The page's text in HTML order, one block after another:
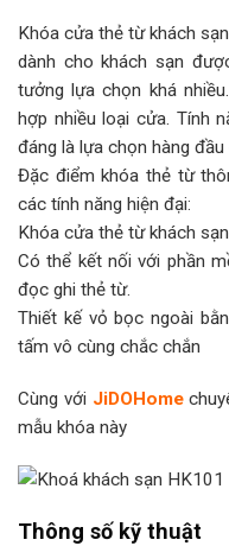
Khóa cửa thẻ từ khách
dành cho khách sạn
tưởng lựa chọn khá
hợp nhiều loại cửa. Tính
đáng là lựa chọn hàng
Đặc điểm khóa thẻ từ
các tính năng hiện đại:
Khóa cửa thẻ từ khách
Có thể kết nối với phần
đọc ghi thẻ từ.
Thiết kế vỏ bọc ngoài
tấm vô cùng chắc chắn
Cùng với JiDOHome
mẫu khóa này
Thông số kỹ thuật